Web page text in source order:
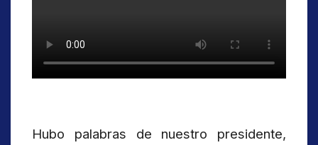
Hubo palabras de nuestro presidente,